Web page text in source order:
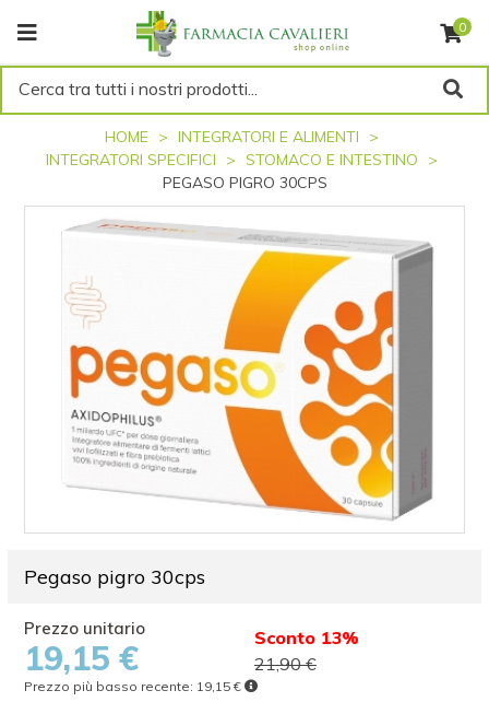
0
Cerca tra tutti i nostri prodotti...
HOME
INTEGRATORI E ALIMENTI
INTEGRATORI SPECIFICI
STOMACO E INTESTINO
PEGASO PIGRO 30CPS
Pegaso pigro 30cps
19,15 €
Sconto 13%
21,90 €
Prezzo più basso recente: 19,15 €